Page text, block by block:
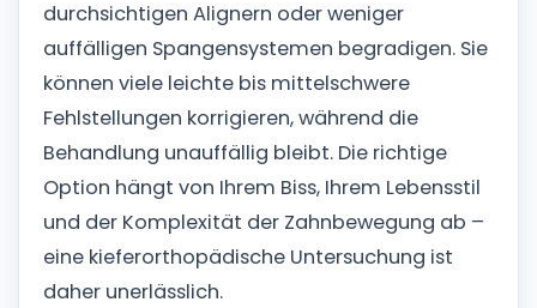
durchsichtigen Alignern oder weniger
auffälligen Spangensystemen begradigen. Sie
können viele leichte bis mittelschwere
Fehlstellungen korrigieren, während die
Behandlung unauffällig bleibt. Die richtige
Option hängt von Ihrem Biss, Ihrem Lebensstil
und der Komplexität der Zahnbewegung ab –
eine kieferorthopädische Untersuchung ist
daher unerlässlich.